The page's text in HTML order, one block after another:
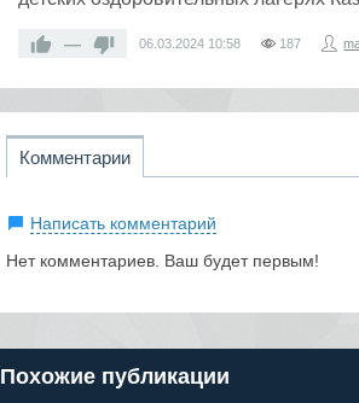
— 06.03.2024 10:58 187
Комментарии
Написать комментарий
Нет комментариев. Ваш будет первым!
Похожие публикации